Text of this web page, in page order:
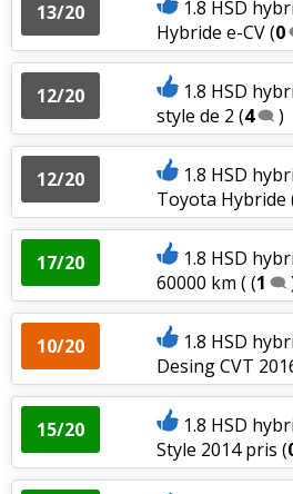
13/20
1.8 HSD
Hybride e-CV(0
12/20
1.8 HSD
style de 2 (4 )
12/20
1.8 HSD
Toyota Hybride
17/20
1.8 HSD
60000 km ((1
10/20
1.8 HSD
Desing CVT
15/20
1.8 HSD
Style 2014 pris (